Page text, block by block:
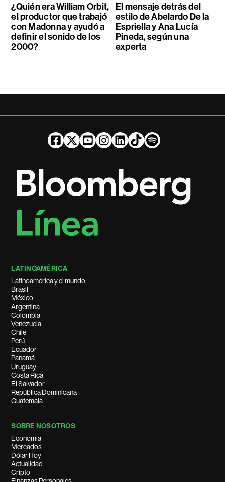
¿Quién era William Orbit,
el productor que trabajó
con Madonna y ayudó a
definir el sonido de los
2000?
El mensaje detrás del
estilo de Abelardo De la
Espriella y Ana Lucía
Pineda, según una
experta
LATINOAMÉRICA
Latinoamérica y el mundo
Brasil
México
Argentina
Colombia
Venezuela
Chile
Perú
Ecuador
Panamá
Uruguay
Costa Rica
El Salvador
República Dominicana
Guatemala
SOBRE NOSOTROS
Economía
Mercados
Dólar Hoy
Actualidad
Cripto